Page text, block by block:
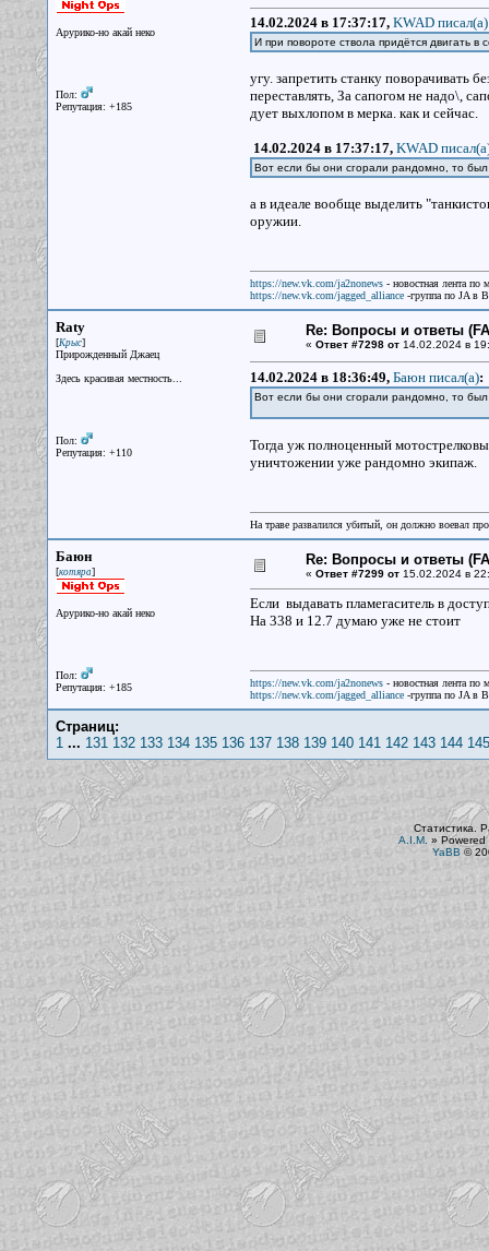
Арурико-но акай неко
Пол:
Репутация: +185
14.02.2024 в 17:37:17, KWAD писал(a)
И при повороте ствола придётся двигать
угу. запретить станку поворачивать
переставлять, За сапогом не надо\,
дует выхлопом в мерка. как и сейчас.
14.02.2024 в 17:37:17, KWAD
Вот если бы они сгорали рандомно, то
а в идеале вообще выделить
оружии.
https://new.vk.com/ja2nonews- новостная лента по
https://new.vk.com/jagged_alliance-группа по JA в
Raty
[Крыс]
Прирожденный Джаец
Здесь красивая местность...
Пол:
Репутация: +110
Re: Вопросы и ответы
« Ответ #7298 от14.02.2024 в
14.02.2024 в 18:36:49, Баюн писал(a):
Вот если бы они сгорали рандомно, то
Тогда уж полноценный
уничтожении уже рандомно экипаж.
На траве развалился убитый, он должно воевал
Баюн
[котяра]
Арурико-но акай неко
Пол:
Репутация: +185
Re: Вопросы и ответы
« Ответ #7299 от15.02.2024 в
Если выдавать пламегаситель в
На 338 и 12.7 думаю уже не стоит
https://new.vk.com/ja2nonews- новостная лента по
https://new.vk.com/jagged_alliance-группа по JA в
Страниц:
1... 131 132 133 134 135 136 137 138 139 140 141 142 143 144 145
Статистика.
A.I.M. » Powered
YaBB ©